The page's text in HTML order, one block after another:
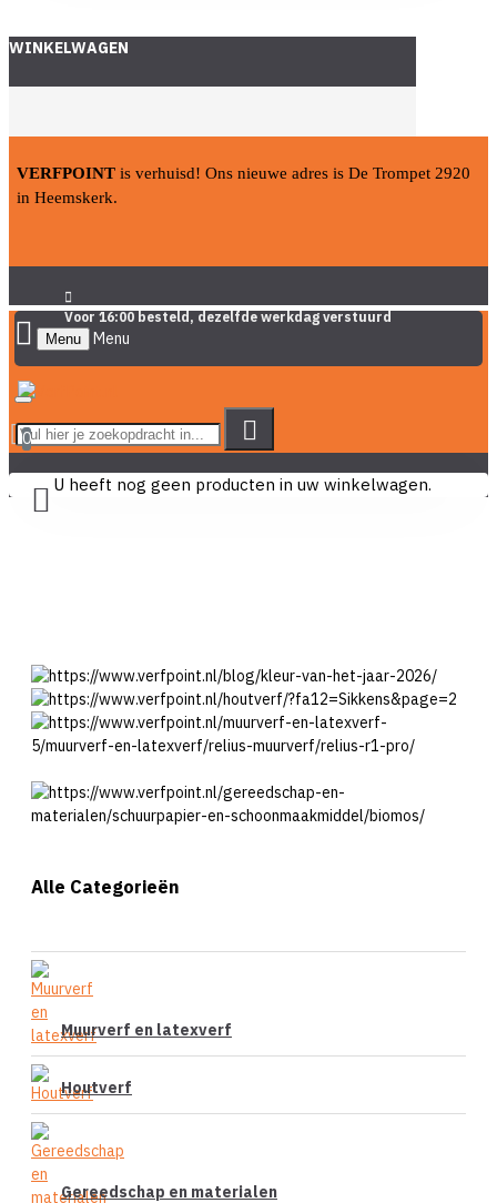
WINKELWAGEN
VERFPOINT is verhuisd! Ons nieuwe adres is De Trompet 2920
in Heemskerk.
Voor 16:00 besteld, dezelfde werkdag verstuurd
Menu
0
U heeft nog geen producten in uw winkelwagen.
Alle Categorieën
Muurverf en latexverf
Houtverf
Gereedschap en materialen